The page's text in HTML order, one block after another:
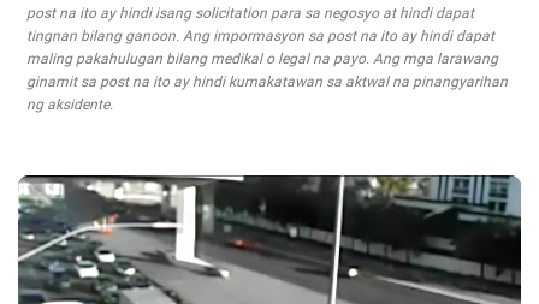
post na ito ay hindi isang solicitation para sa negosyo at hindi dapat
tingnan bilang ganoon. Ang impormasyon sa post na ito ay hindi dapat
maling pakahulugan bilang medikal o legal na payo. Ang mga larawang
ginamit sa post na ito ay hindi kumakatawan sa aktwal na pinangyarihan
ng aksidente.